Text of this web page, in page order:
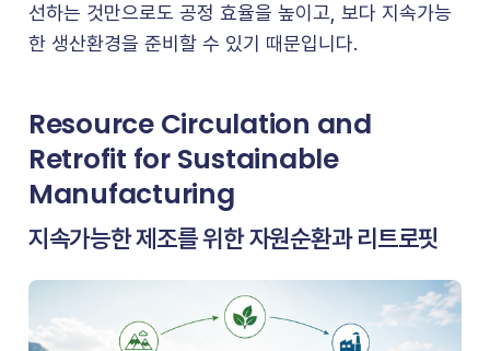
선하는 것만으로도 공정 효율을 높이고, 보다 지속가능
한 생산환경을 준비할 수 있기 때문입니다.
Resource Circulation and
Retrofit for Sustainable
Manufacturing
지속가능한 제조를 위한 자원순환과 리트로핏